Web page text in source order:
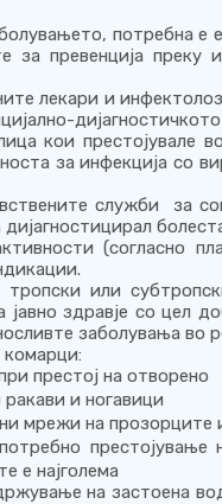
потребна е
превенција преку
лекари и
кои престојувале
за инфекција со
служби за
(согласно
тропски или
здравје со цел
заболувања во
престој на отворено
и ногавици
мрежи на прозорците
е најголема
на застоена